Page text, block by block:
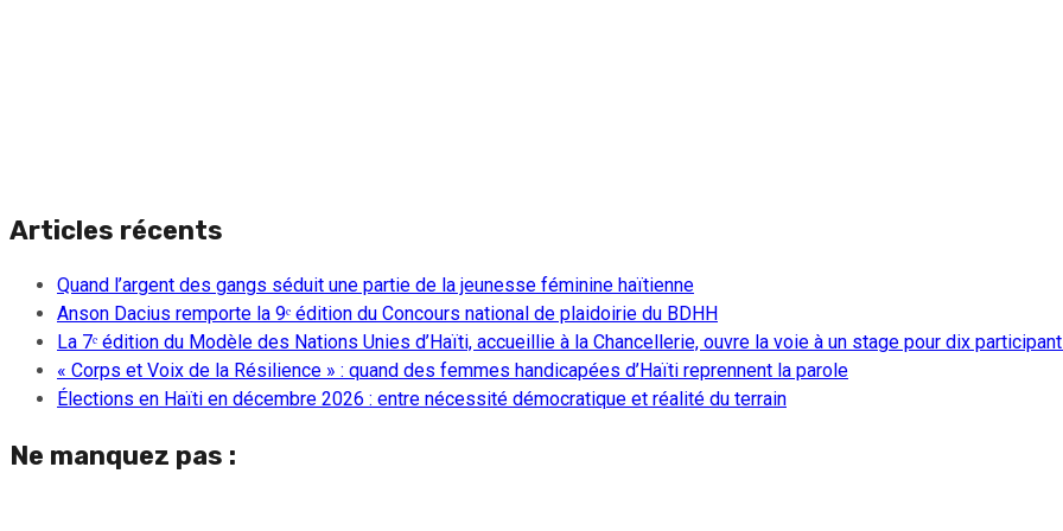
Articles récents
Quand l’argent des gangs séduit une partie de la jeunesse féminine haïtienne
Anson Dacius remporte la 9ᵉ édition du Concours national de plaidoirie du BDHH
La 7ᵉ édition du Modèle des Nations Unies d’Haïti, accueillie à la Chancellerie, ouvre la voie à un stage pour dix
« Corps et Voix de la Résilience » : quand des femmes handicapées d’Haïti reprennent la parole
Élections en Haïti en décembre 2026 : entre nécessité démocratique et réalité du terrain
Ne manquez pas :